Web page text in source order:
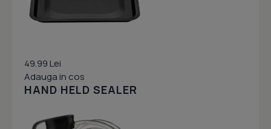
49.99 Lei
Adauga in cos
HAND HELD SEALER